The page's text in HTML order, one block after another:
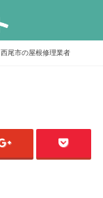
西尾市の屋根修理業者